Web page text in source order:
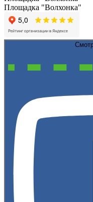
Площадка "Волхонка"